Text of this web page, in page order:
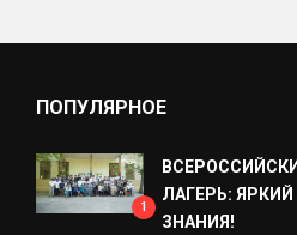
ПОПУЛЯРНОЕ
1
ЛАГЕРЬ:
ЗНАНИЯ!